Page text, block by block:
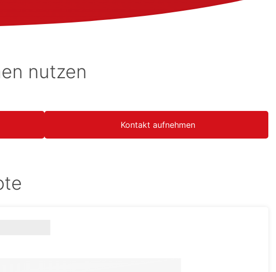
nutzen
Kontakt aufnehmen